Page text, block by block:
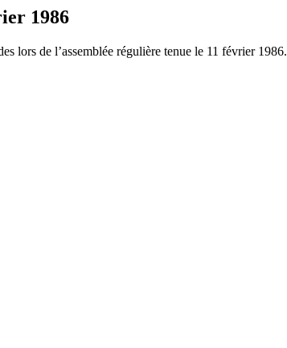
1986
lors de l’assemblée régulière tenue le 11 février 1986.